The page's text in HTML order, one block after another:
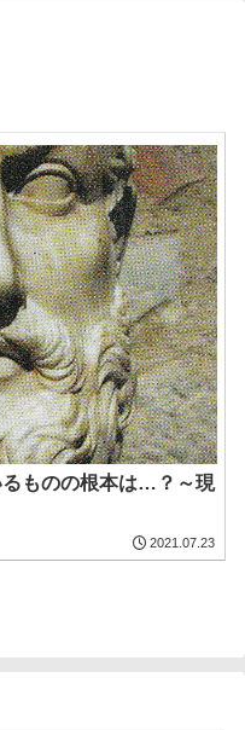
るものの根本は…？～現
2021.07.23